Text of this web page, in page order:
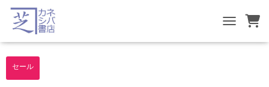
TOGGLE
セール